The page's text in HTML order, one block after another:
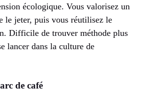
écologique. Vous valorisez un
le jeter, puis vous réutilisez le
Difficile de trouver méthode plus
lancer dans la culture de
de café